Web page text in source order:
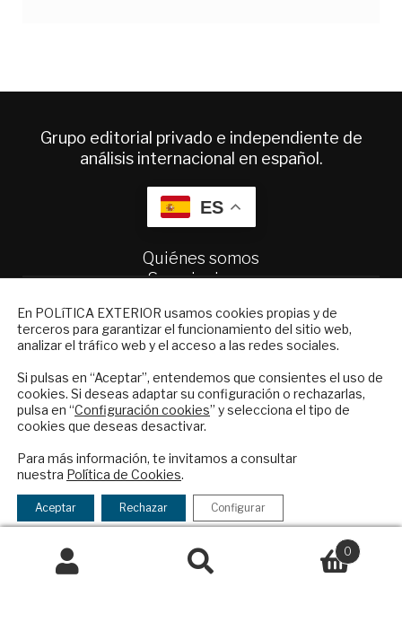
Grupo editorial privado e independiente de
análisis internacional en español.
ES
Quiénes somos
Suscripciones
Preguntas frecuentes
Condiciones generales de contratación
Colaboraciones
Publicidad
Contacto
Política Exterior
Informe Semanal de Política Exterior
Afkar/Ideas
Exterior. Todos los derechos reservadosAviso
Legal
Política de Privacidad y de Cookies
Buscar
0
En POLíTICA EXTERIOR usamos cookies propias y de
terceros para garantizar el funcionamiento del sitio web,
analizar el tráfico web y el acceso a las redes sociales.
Si pulsas en “Aceptar”, entendemos que consientes el uso de
cookies. Si deseas adaptar su configuración o rechazarlas,
pulsa en “Configuración cookies” y selecciona el tipo de
cookies que deseas desactivar.
Para más información, te invitamos a consultar
nuestra Política de Cookies.
Aceptar Rechazar Configurar
NEWSLETTER
Suscríbase a nuestro boletín electrónico y
reciba en su correo el mejor análisis
internacional en español.
Checkbox
acepto
la
política
de
política de privacidad